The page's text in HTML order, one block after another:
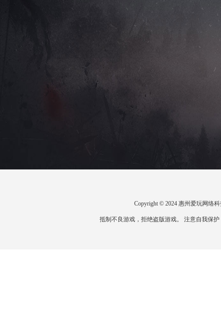
Copyright © 2024 惠州爱玩网络
抵制不良游戏，拒绝盗版游戏。 注意自我保